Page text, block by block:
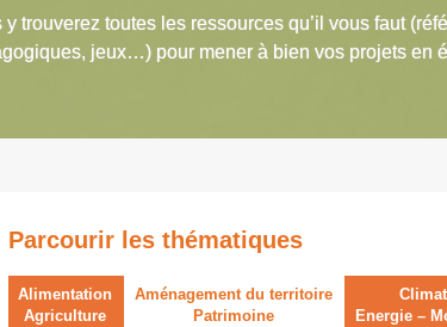
y trouverez toutes les ressources qu’il vous faut
jeux…) pour mener à bien vos projets en
Parcourir les thématiques
Alimentation
Agriculture
Aménagement du territoire
Patrimoine
Climat
Energie –